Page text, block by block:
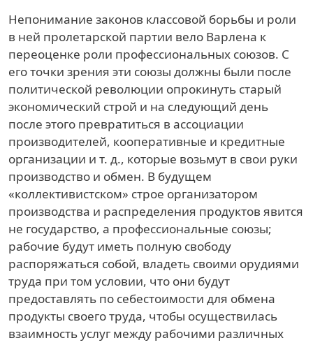
Непонимание законов классовой борьбы и роли
в ней пролетарской партии вело Варлена к
переоценке роли профессиональных союзов. С
его точки зрения эти союзы должны были после
политической революции опрокинуть старый
экономический строй и на следующий день
после этого превратиться в ассоциации
производителей, кооперативные и кредитные
организации и т. д., которые возьмут в свои руки
производство и обмен. В будущем
«коллективистском» строе организатором
производства и распределения продуктов явится
не государство, а профессиональные союзы;
рабочие будут иметь полную свободу
распоряжаться собой, владеть своими орудиями
труда при том условии, что они будут
предоставлять по себестоимости для обмена
продукты своего труда, чтобы осуществилась
взаимность услуг между рабочими различных